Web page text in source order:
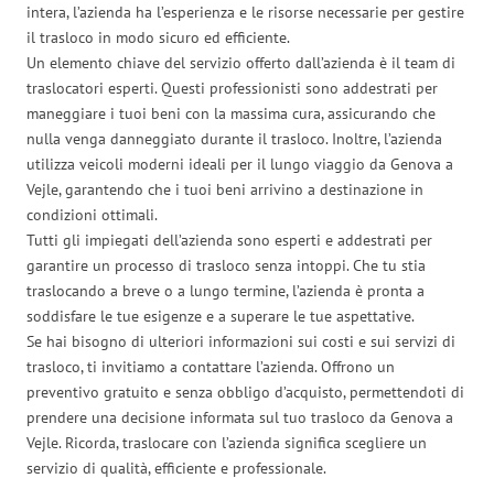
intera, l’azienda ha l’esperienza e le risorse necessarie per gestire
il trasloco in modo sicuro ed efficiente.
Un elemento chiave del servizio offerto dall’azienda è il team di
traslocatori esperti. Questi professionisti sono addestrati per
maneggiare i tuoi beni con la massima cura, assicurando che
nulla venga danneggiato durante il trasloco. Inoltre, l’azienda
utilizza veicoli moderni ideali per il lungo viaggio da Genova a
Vejle, garantendo che i tuoi beni arrivino a destinazione in
condizioni ottimali.
Tutti gli impiegati dell’azienda sono esperti e addestrati per
garantire un processo di trasloco senza intoppi. Che tu stia
traslocando a breve o a lungo termine, l’azienda è pronta a
soddisfare le tue esigenze e a superare le tue aspettative.
Se hai bisogno di ulteriori informazioni sui costi e sui servizi di
trasloco, ti invitiamo a contattare l’azienda. Offrono un
preventivo gratuito e senza obbligo d’acquisto, permettendoti di
prendere una decisione informata sul tuo trasloco da Genova a
Vejle. Ricorda, traslocare con l’azienda significa scegliere un
servizio di qualità, efficiente e professionale.